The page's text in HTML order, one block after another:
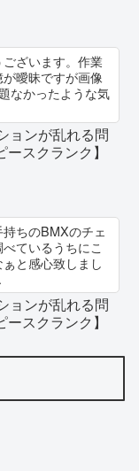
ざいます。作業
曖昧ですが画像
なかったような気
ョンが乱れる問
スクランク】
ちのBMXのチェ
ているうちにこ
と感心致しまし
ョンが乱れる問
スクランク】